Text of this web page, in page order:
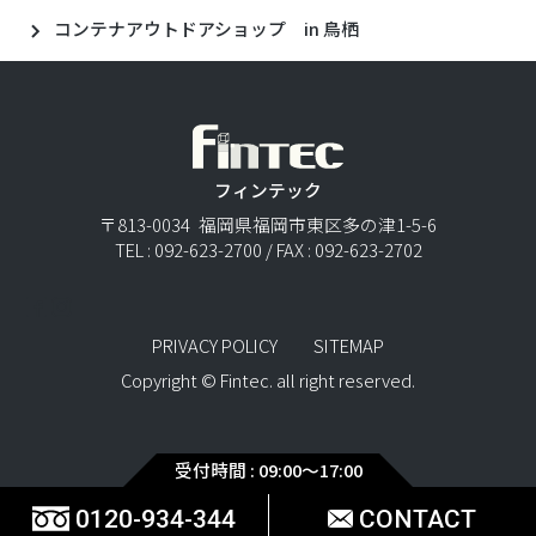
コンテナアウトドアショップ in 鳥栖
フィンテック
〒813-0034 福岡県福岡市東区多の津1-5-6
TEL : 092-623-2700 / FAX : 092-623-2702
PRIVACY POLICY
SITEMAP
Copyright © Fintec. all right reserved.
受付時間 : 09:00〜17:00
0120-934-344 CONTACT